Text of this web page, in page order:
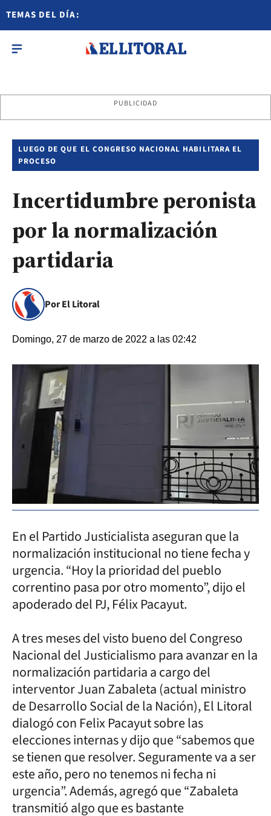
TEMAS DEL DÍA:
PUBLICIDAD
LUEGO DE QUE EL CONGRESO NACIONAL HABILITARA EL
PROCESO
Incertidumbre peronista
por la normalización
partidaria
Por El Litoral
Domingo, 27 de marzo de 2022 a las 02:42
En el Partido Justicialista aseguran que la
normalización institucional no tiene fecha y
urgencia. “Hoy la prioridad del pueblo
correntino pasa por otro momento”, dijo el
apoderado del PJ, Félix Pacayut.
A tres meses del visto bueno del Congreso
Nacional del Justicialismo para avanzar en la
normalización partidaria a cargo del
interventor Juan Zabaleta (actual ministro
de Desarrollo Social de la Nación), El Litoral
dialogó con Felix Pacayut sobre las
elecciones internas y dijo que “sabemos que
se tienen que resolver. Seguramente va a ser
este año, pero no tenemos ni fecha ni
urgencia”. Además, agregó que “Zabaleta
transmitió algo que es bastante